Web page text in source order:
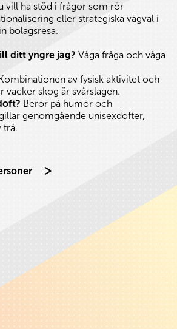
vill ha stöd i frågor som rör
eller strategiska vägval i
bolagsresa.
ditt yngre jag? Våga fråga och våga
av fysisk aktivitet och
vacker skog är svårslagen.
Beror på humör och
genomgående unisexdofter,
trä.